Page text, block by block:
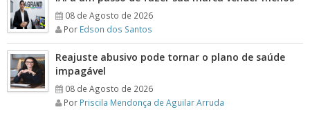
08 de Agosto de 2026
Por Edson dos Santos
Reajuste abusivo pode tornar o plano de saúde
impagável
08 de Agosto de 2026
Por Priscila Mendonça de Aguilar Arruda